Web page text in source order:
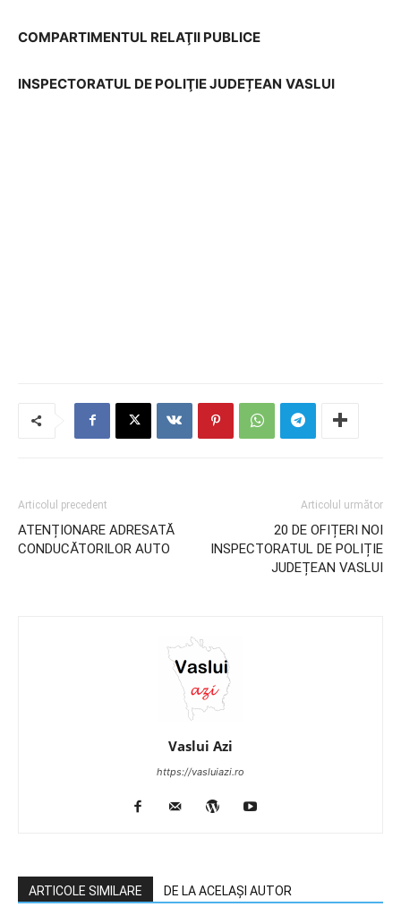
COMPARTIMENTUL RELAŢII PUBLICE
INSPECTORATUL DE POLIŢIE JUDEȚEAN VASLUI
Articolul precedent
ATENȚIONARE ADRESATĂ
CONDUCĂTORILOR AUTO
Articolul următor
20 DE OFIȚERI NOI
INSPECTORATUL DE POLIȚIE
JUDEȚEAN VASLUI
Vaslui Azi
https://vasluiazi.ro
ARTICOLE SIMILARE DE LA ACELAȘI AUTOR